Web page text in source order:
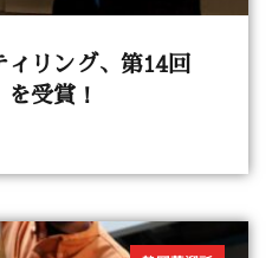
リング、第14回
受賞！